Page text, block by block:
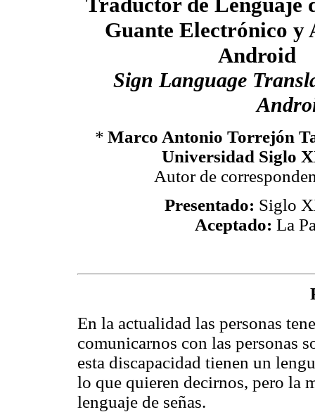
Guante Electrónico y
Android
Sign Language
* Marco Antonio Torrejón
Universidad Siglo
Autor de
Presentado: Siglo
Aceptado: La
En la actualidad las personas
comunicarnos con las personas
esta discapacidad tienen un
lo que quieren decirnos, pero la
lenguaje de señas.